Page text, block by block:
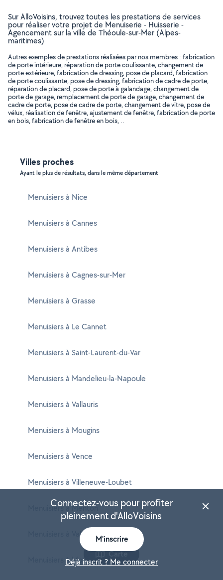
Sur AlloVoisins, trouvez toutes les prestations de services
pour réaliser votre projet de Menuiserie - Huisserie -
Agencement sur la ville de Théoule-sur-Mer (Alpes-
maritimes)
Autres exemples de prestations réalisées par nos membres : fabrication
de porte intérieure, réparation de porte coulissante, changement de
porte extérieure, fabrication de dressing, pose de placard, fabrication
de porte coulissante, pose de dressing, fabrication de cadre de porte,
réparation de placard, pose de porte à galandage, changement de
porte de garage, remplacement de porte de garage, changement de
cadre de porte, pose de cadre de porte, changement de vitre, pose de
vélux, réalisation de fenêtre, ajustement de fenêtre, fabrication de porte
en bois, fabrication de fenêtre en bois, ..
Villes proches
Ayant le plus de résultats, dans le même département
Menuisiers à Nice
Menuisiers à Cannes
Menuisiers à Antibes
Menuisiers à Cagnes-sur-Mer
Menuisiers à Grasse
Menuisiers à Le Cannet
Menuisiers à Saint-Laurent-du-Var
Menuisiers à Mandelieu-la-Napoule
Menuisiers à Vallauris
Menuisiers à Mougins
Menuisiers à Vence
Menuisiers à Villeneuve-Loubet
Menuisiers à Menton
Menuisiers à Valbonne
Menuisiers à Mouans-Sartoux
Carte
Connectez-vous pour profiter
pleinement d'AlloVoisins
M'inscrire
Déjà inscrit ? Me connecter